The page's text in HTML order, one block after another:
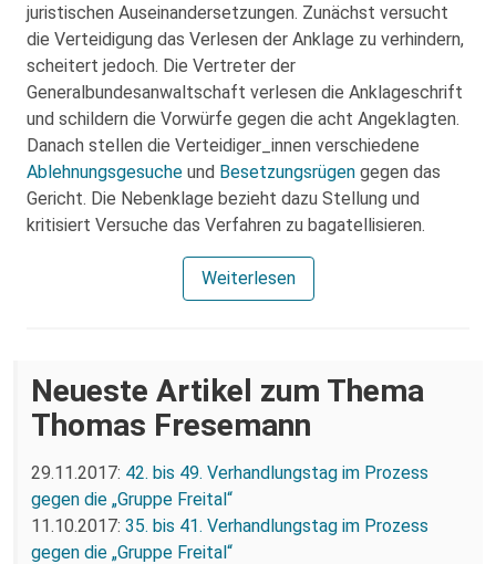
juristischen Auseinandersetzungen. Zunächst versucht
die Verteidigung das Verlesen der Anklage zu verhindern,
scheitert jedoch. Die Vertreter der
Generalbundesanwaltschaft verlesen die Anklageschrift
und schildern die Vorwürfe gegen die acht Angeklagten.
Danach stellen die Verteidiger_innen verschiedene
Ablehnungsgesuche und Besetzungsrügen gegen das
Gericht. Die Nebenklage bezieht dazu Stellung und
kritisiert Versuche das Verfahren zu bagatellisieren.
Weiterlesen
Neueste Artikel zum Thema
Thomas Fresemann
29.11.2017: 42. bis 49. Verhandlungstag im Prozess
gegen die „Gruppe Freital“
11.10.2017: 35. bis 41. Verhandlungstag im Prozess
gegen die „Gruppe Freital“